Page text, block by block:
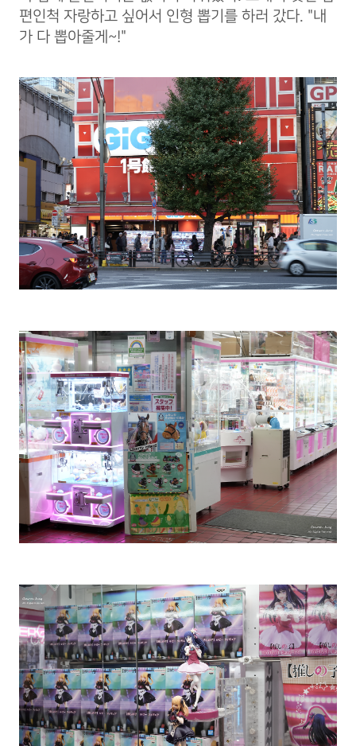
편인척 자랑하고 싶어서 인형 뽑기를 하러 갔다. "내
가 다 뽑아줄게~!"